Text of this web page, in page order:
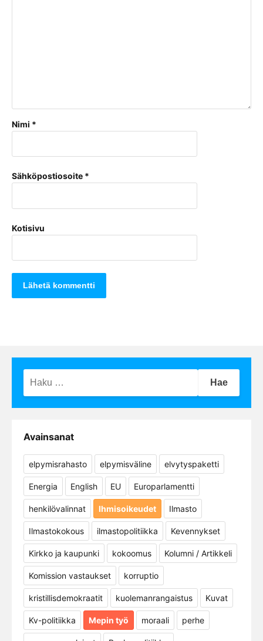
Nimi *
Sähköpostiosoite *
Kotisivu
Avainsanat
elpymisrahasto elpymisväline elvytyspaketti
Energia English EU Europarlamentti
henkilövalinnat Ihmisoikeudet Ilmasto
Ilmastokokous ilmastopolitiikka Kevennykset
Kirkko ja kaupunki kokoomus Kolumni / Artikkeli
Komission vastaukset korruptio
kristillisdemokraatit kuolemanrangaistus Kuvat
Kv-politiikka Mepin työ moraali perhe